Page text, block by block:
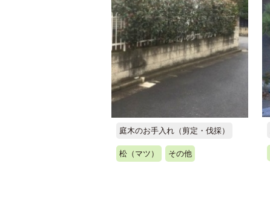
庭木のお手入れ（剪定・伐採）
松（マツ） その他